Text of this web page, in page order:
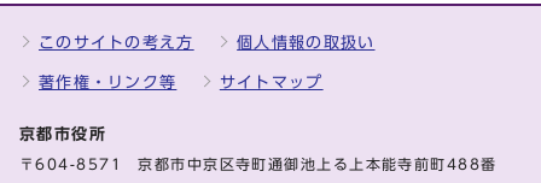
このサイトの考え方 個人情報の取扱い
著作権・リンク等 サイトマップ
京都市役所
〒604-8571 京都市中京区寺町通御池上る上本能寺前町488番